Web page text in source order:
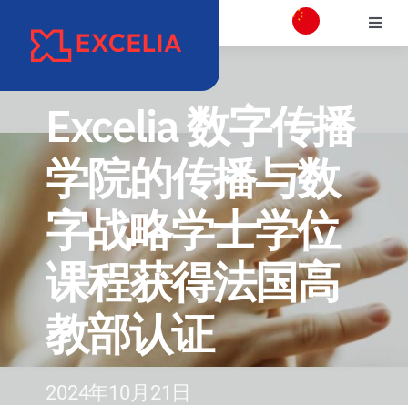
切
换
校区介绍
学院
项目专业介绍
国际交流合作
职业发展和校友会
Excelia 数字传播
学院的传播与数
字战略学士学位
课程获得法国高
教部认证
2024年10月21日